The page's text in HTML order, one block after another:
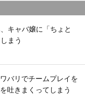
キャバ嬢に「ちょと
まう
バリでチームプレイを
吐きまくってしまう